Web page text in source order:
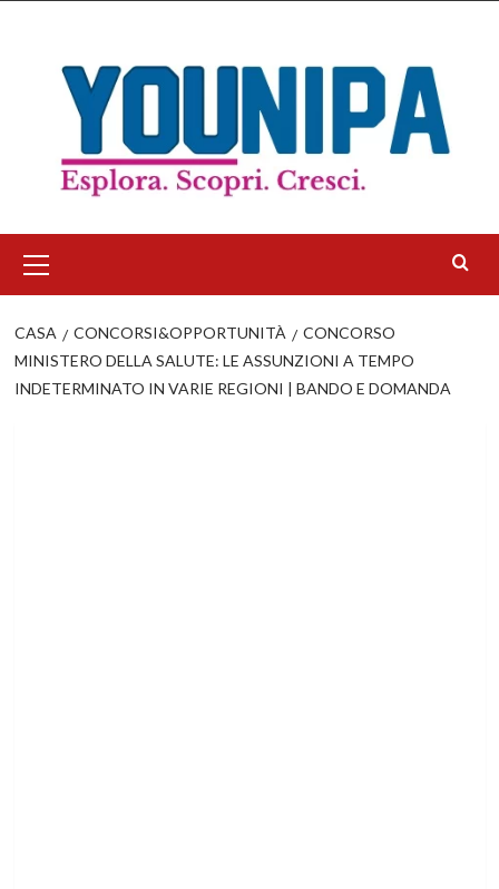
contenuto
principale
CASA CONCORSI&OPPORTUNITÀ
CONCORSO
MINISTERO DELLA SALUTE: LE ASSUNZIONI A TEMPO
INDETERMINATO IN VARIE REGIONI | BANDO E DOMANDA